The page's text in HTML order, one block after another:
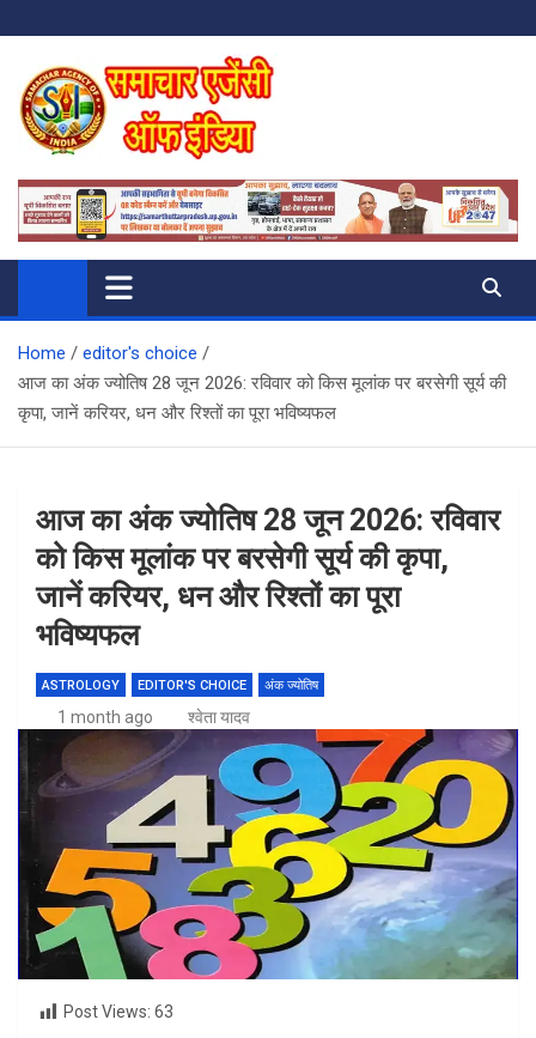
to
content
SAMACHAR AGENCY OF INDIA
My WordPress Blog
Home
editor's choice
आज का अंक ज्योतिष 28 जून 2026: रविवार को किस मूलांक पर बरसेगी सूर्य की
कृपा, जानें करियर, धन और रिश्तों का पूरा भविष्यफल
आज का अंक ज्योतिष 28 जून 2026: रविवार
को किस मूलांक पर बरसेगी सूर्य की कृपा,
जानें करियर, धन और रिश्तों का पूरा
भविष्यफल
ASTROLOGY EDITOR'S CHOICE अंक ज्योतिष
1 month ago श्वेता यादव
Post Views: 63